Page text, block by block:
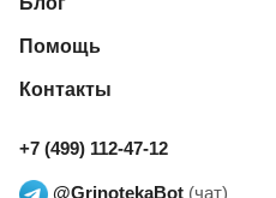
Помощь
Контакты
+7 (499) 112-47-12
@GrinotekaBot (чат)